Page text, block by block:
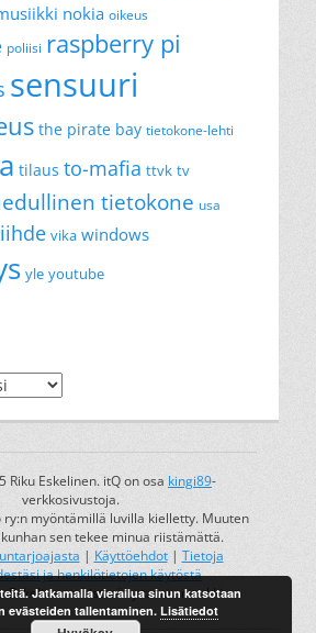
nokia oikeus
poliisi raspberry pi
sensuuri
the pirate bay tietokone-lehti
tilaus to-mafia ttvk tv
tietokone usa
vika windows
yle youtube
Riku Eskelinen. itQ on osa kingi89-
verkkosivustoja.
ry:n myöntämillä luvilla kielletty. Muuten
sen tekee minua riistämättä.
| Käyttöehdot| Tietoja
ja henkilötietojen käytöstä
Eskelisen rekisteröity tavaramerkki.
Jatkamalla vierailua sinun katsotaan
evästeiden tallentaminen.Lisätiedot